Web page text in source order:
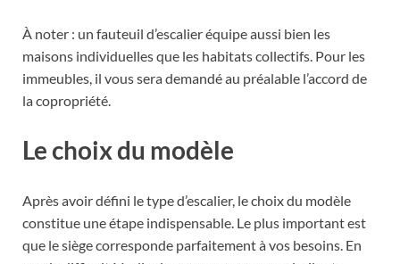
À noter : un fauteuil d’escalier équipe aussi bien les
maisons individuelles que les habitats collectifs. Pour les
immeubles, il vous sera demandé au préalable l’accord de
la copropriété.
Le choix du modèle
Après avoir défini le type d’escalier, le choix du modèle
constitue une étape indispensable. Le plus important est
que le siège corresponde parfaitement à vos besoins. En